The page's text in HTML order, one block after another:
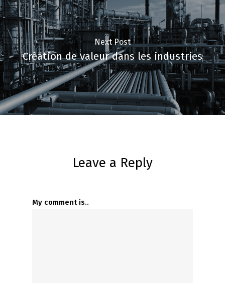
Next Post
Création de valeur dans les industries
Leave a Reply
My comment is..